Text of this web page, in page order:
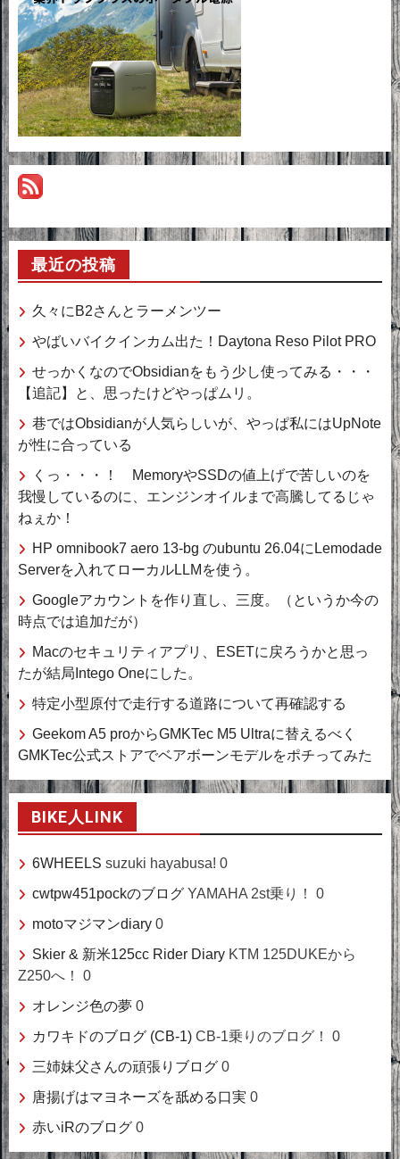
最近の投稿
久々にB2さんとラーメンツー
やばいバイクインカム出た！Daytona Reso Pilot PRO
せっかくなのでObsidianをもう少し使ってみる・・・
【追記】と、思ったけどやっぱムリ。
巷ではObsidianが人気らしいが、やっぱ私にはUpNote
が性に合っている
くっ・・・！ MemoryやSSDの値上げで苦しいのを
我慢しているのに、エンジンオイルまで高騰してるじゃ
ねぇか！
HP omnibook7 aero 13-bg のubuntu 26.04にLemodade
Serverを入れてローカルLLMを使う。
Googleアカウントを作り直し、三度。（というか今の
時点では追加だが）
Macのセキュリティアプリ、ESETに戻ろうかと思っ
たが結局Intego Oneにした。
特定小型原付で走行する道路について再確認する
Geekom A5 proからGMKTec M5 Ultraに替えるべく
GMKTec公式ストアでベアボーンモデルをポチってみた
BIKE人LINK
6WHEELS suzuki hayabusa! 0
cwtpw451pockのブログ YAMAHA 2st乗り！ 0
motoマジマンdiary 0
Skier & 新米125cc Rider Diary KTM 125DUKEから
Z250へ！ 0
オレンジ色の夢 0
カワキドのブログ (CB-1) CB-1乗りのブログ！ 0
三姉妹父さんの頑張りブログ 0
唐揚げはマヨネーズを舐める口実 0
赤いiRのブログ 0